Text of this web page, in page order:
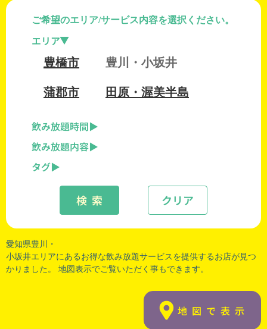
ご希望のエリア/サービス内容を選択ください。
エリア
豊橋市 豊川・小坂井
蒲郡市 田原・渥美半島
飲み放題時間
飲み放題内容
タグ
クリア
検 索
愛知県豊川・
小坂井エリアにあるお得な飲み放題サービスを提供するお店が見つ
かりました。 地図表示でご覧いただく事もできます。
地図で表示